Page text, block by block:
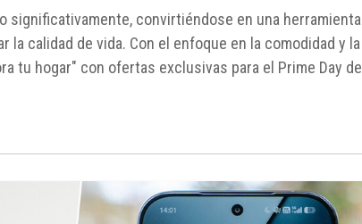
significativamente, convirtiéndose en una herramienta
la calidad de vida. Con el enfoque en la comodidad y la
tu hogar" con ofertas exclusivas para el Prime Day de